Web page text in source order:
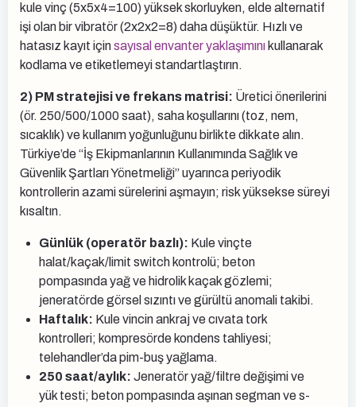
kule vinç (5x5x4=100) yüksek skorluyken, elde alternatif
işi olan bir vibratör (2x2x2=8) daha düşüktür. Hızlı ve
hatasız kayıt içinsayısal envanter yaklaşımını kullanarak
kodlama ve etiketlemeyi standartlaştırın.
2) PM stratejisi ve frekans matrisi: Üretici önerilerini
(ör. 250/500/1000 saat), saha koşullarını (toz, nem,
sıcaklık) ve kullanım yoğunluğunu birlikte dikkate alın.
Türkiye’de “İş Ekipmanlarının Kullanımında Sağlık ve
Güvenlik Şartları Yönetmeliği” uyarınca periyodik
kontrollerin azami sürelerini aşmayın; risk yüksekse süreyi
kısaltın.
Günlük (operatör bazlı): Kule vinçte
halat/kaçak/limit switch kontrolü; beton
pompasında yağ ve hidrolik kaçak gözlemi;
jeneratörde görsel sızıntı ve gürültü anomali takibi.
Haftalık: Kule vincin ankraj ve cıvata tork
kontrolleri; kompresörde kondens tahliyesi;
telehandler’da pim-buş yağlama.
250 saat/aylık: Jeneratör yağ/filtre değişimi ve
yük testi; beton pompasında aşınan segman ve s-